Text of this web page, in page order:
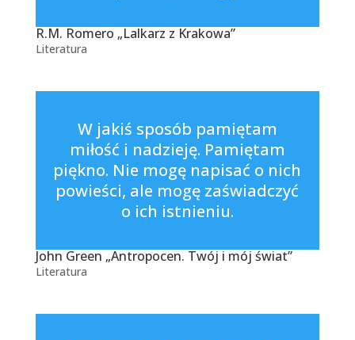
R.M. Romero „Lalkarz z Krakowa”
Literatura
W jakiś sposób pamiętam
miłość i nadzieję. Pamiętam
piękno. Nie mogę napisać o nich
powieści, ale mogę zaświadczyć
o ich istnieniu.
John Green „Antropocen. Twój i mój świat”
Literatura